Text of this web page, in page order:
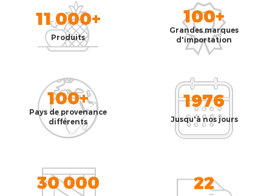
11 000+
Produits
100+
Grandes marques
d'importation
100+
Pays de provenance
différents
1976
Jusqu'à nos jours
30 000 22